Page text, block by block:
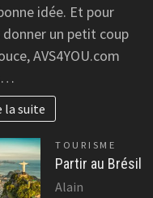
idée. Et pour
donner un petit coup
AVS4YOU.com
la suite
TOURISME
Partir au Brésil
Alain